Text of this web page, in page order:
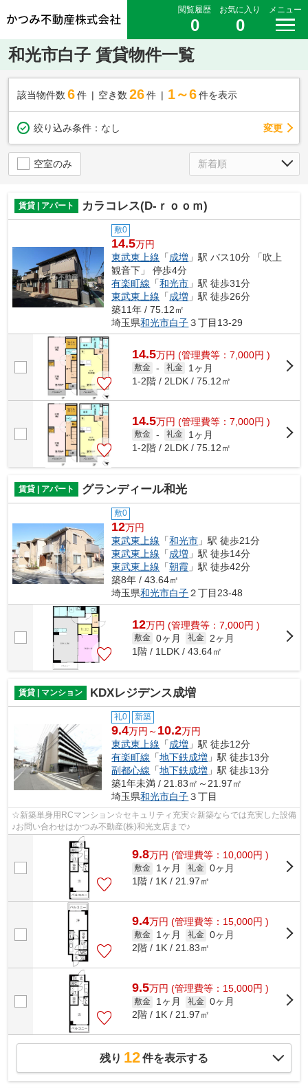
閲覧履歴
0
お気に入り
0
メニュー
和光市白子 賃貸物件一覧
該当物件数 6件 空き数 26 件 1～6 件を表示
絞り込み条件： なし 変更
空室のみ
賃貸 | アパート カラコレス(D-ｒｏｏｍ)
敷0
14.5万円
東武東上線 「成増 」駅 バス10分 「吹上
観音下」 停歩4分
有楽町線 「和光市 」駅 徒歩31分
東武東上線 「成増 」駅 徒歩26分
築11年 / 75.12㎡
埼玉県和光市白子３丁目13-29
14.5万円 (管理費等：7,000円 )
敷金 - 礼金
1ヶ月
1-2階 / 2LDK / 75.12㎡
14.5万円 (管理費等：7,000円 )
敷金 - 礼金
1ヶ月
1-2階 / 2LDK / 75.12㎡
賃貸 | アパート グランディール和光
敷0
12万円
東武東上線 「和光市 」駅 徒歩21分
東武東上線 「成増 」駅 徒歩14分
東武東上線 「朝霞 」駅 徒歩42分
築8年 / 43.64㎡
埼玉県和光市白子２丁目23-48
12万円 (管理費等：7,000円 )
敷金 0ヶ月 礼金
2ヶ月
1階 / 1LDK / 43.64㎡
賃貸 | マンション KDXレジデンス成増
礼0 新築
9.4万円～ 10.2万円
東武東上線 「成増 」駅 徒歩12分
有楽町線 「地下鉄成増 」駅 徒歩13分
副都心線 「地下鉄成増 」駅 徒歩13分
築1年未満 / 21.83㎡～21.97㎡
埼玉県和光市白子３丁目
☆新築単身用RCマンション☆セキュリティ充実☆新築ならでは充実した設備
♪お問い合わせはかつみ不動産(株)和光支店まで♪
9.8万円 (管理費等：10,000円 )
敷金 1ヶ月 礼金 0ヶ月
1階 / 1K / 21.97㎡
9.4万円 (管理費等：15,000円 )
敷金 1ヶ月 礼金 0ヶ月
2階 / 1K / 21.83㎡
9.5万円 (管理費等：15,000円 )
敷金 1ヶ月 礼金 0ヶ月
2階 / 1K / 21.97㎡
残り 12件を表示する